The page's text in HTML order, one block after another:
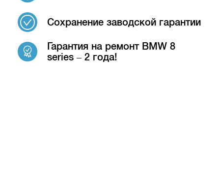
Сохранение заводской гарантии
Гарантия на ремонт BMW 8
series – 2 года!